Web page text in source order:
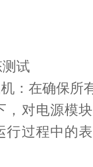
试
在确保所
，对电源模
行过程中的